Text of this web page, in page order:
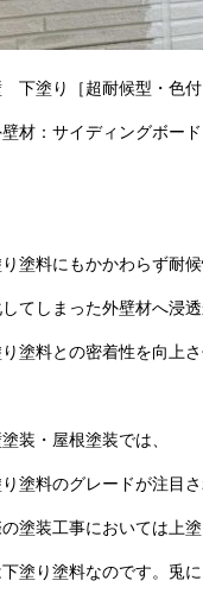
下塗り［超耐候型・色
壁材：サイディングボード
塗料にもかかわらず耐
てしまった外壁材へ浸
り塗料との密着性を向上
装・屋根塗装では、
り塗料のグレードが注目
塗装工事においては上
塗り塗料なのです。兎